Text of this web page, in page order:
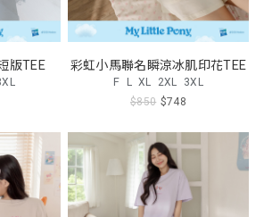
版TEE 彩虹小馬聯名瞬涼冰肌印花TEE
F L XL 2XL 3XL
$850 $748